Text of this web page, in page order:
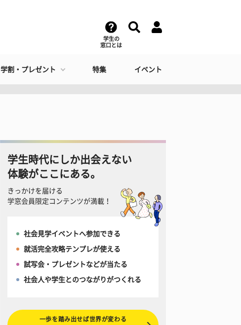
学生の
窓口とは
学割・プレゼント 特集 イベント
学生時代にしか出会えない
体験がここにある。
きっかけを届ける
学窓会員限定コンテンツが満載！
社会見学イベントへ参加できる
就活完全攻略テンプレが使える
試写会・プレゼントなどが当たる
社会人や学生とのつながりがつくれる
一歩を踏み出せば世界が変わる